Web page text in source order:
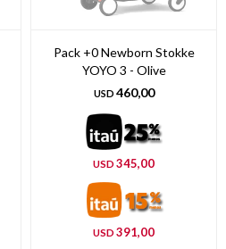
Pack +0 Newborn Stokke
YOYO 3 - Olive
USD 460,00
USD 345,00
USD 391,00